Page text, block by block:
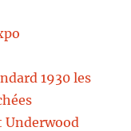
1930 les
Underwood